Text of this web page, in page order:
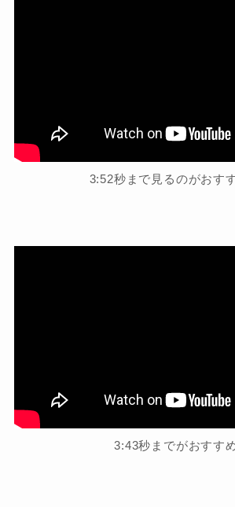
3:52秒まで見るのがおす
3:43秒までがおすす